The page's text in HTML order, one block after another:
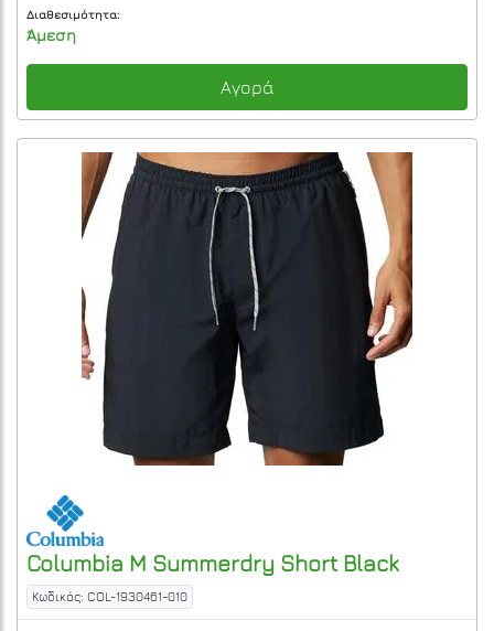
Διαθεσιμότητα:
Άμεση
Αγορά
Columbia M Summerdry Short Black
Κωδικός: COL-1930461-010